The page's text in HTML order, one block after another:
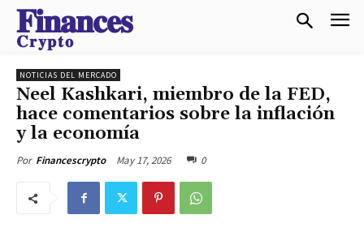
𝐅𝐢𝐧𝐚𝐧𝐜𝐞𝐬
𝐂𝐫𝐲𝐩𝐭𝐨
NOTICIAS DEL MERCADO
Neel Kashkari, miembro de la FED,
hace comentarios sobre la inflación
y la economía
Por Financescrypto May 17, 2026 0